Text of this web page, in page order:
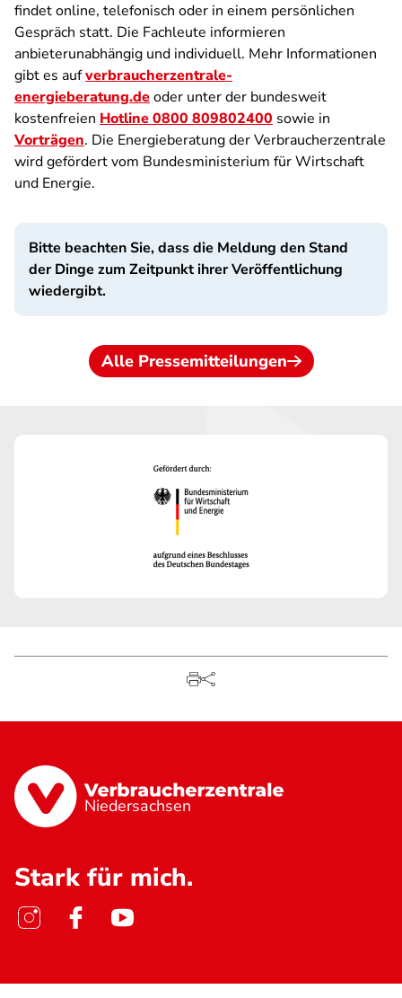
findet online, telefonisch oder in einem persönlichen
Gespräch statt. Die Fachleute informieren
anbieterunabhängig und individuell. Mehr Informationen
gibt es aufverbraucherzentrale-
energieberatung.deoder unter der bundesweit
kostenfreien Hotline 0800 809802400 sowie in
Vorträgen. Die Energieberatung der Verbraucherzentrale
wird gefördert vom Bundesministerium für Wirtschaft
und Energie.
Bitte beachten Sie, dass die Meldung den Stand
der Dinge zum Zeitpunkt ihrer Veröffentlichung
wiedergibt.
Alle Pressemitteilungen
Niedersachsen
Stark für mich.